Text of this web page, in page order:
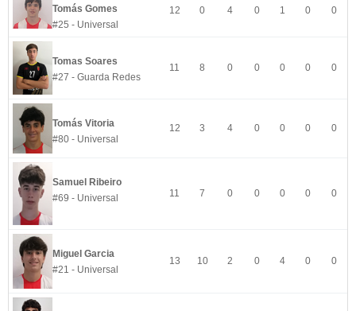
Tomás Gomes
#25 - Universal
12 0 4 0 1 0 0
Tomas Soares
#27 - Guarda Redes
11 8 0 0 0 0 0
Tomás Vitoria
#80 - Universal
12 3 4 0 0 0 0
Samuel Ribeiro
#69 - Universal
11 7 0 0 0 0 0
Miguel Garcia
#21 - Universal
13 10 2 0 4 0 0